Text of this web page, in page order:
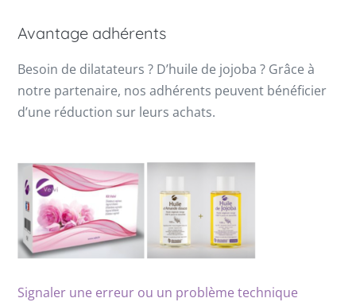
Avantage adhérents
Besoin de dilatateurs ? D’huile de jojoba ? Grâce à
notre partenaire, nos adhérents peuvent bénéficier
d’une réduction sur leurs achats.
Signaler une erreur ou un problème technique